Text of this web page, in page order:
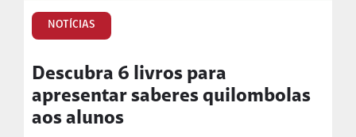
NOTÍCIAS
Descubra 6 livros para
apresentar saberes quilombolas
aos alunos